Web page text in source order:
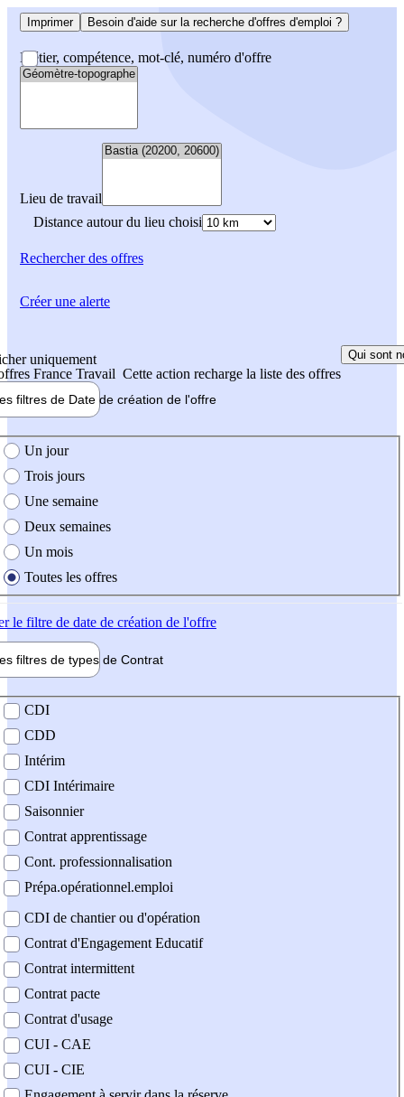
Imprimer Besoin d'aide sur la recherche d'offres d'emploi ?
Métier, compétence, mot-clé, numéro d'offre
Lieu de travail
Distance autour du lieu choisi
Rechercherdes offres
uniquement
France Travail Cette action recharge la liste des offres
Qui sont
filtres de Date de création de l'offre
création de l'offre
Un jour
Trois jours
Une semaine
Deux semaines
Un mois
Toutes les offres
le filtre de date de création de l'offre
filtres de types de Contrat
contrat
CDI
CDD
Intérim
CDI Intérimaire
Saisonnier
Contrat apprentissage
Cont. professionnalisation
Prépa.opérationnel.emploi
CDI de chantier ou d'opération
Contrat d'Engagement Educatif
Contrat intermittent
Contrat pacte
Contrat d'usage
CUI - CAE
CUI - CIE
Créer une alerte